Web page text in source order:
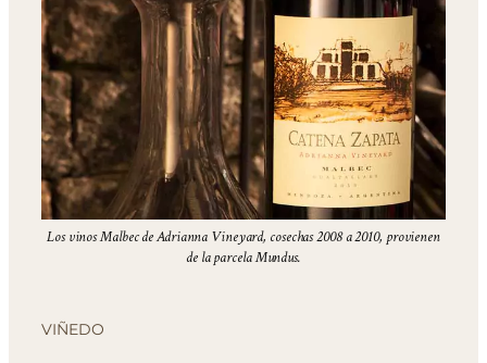
Los vinos Malbec de Adrianna Vineyard, cosechas 2008 a 2010, provienen
de la parcela Mundus.
VIÑEDO